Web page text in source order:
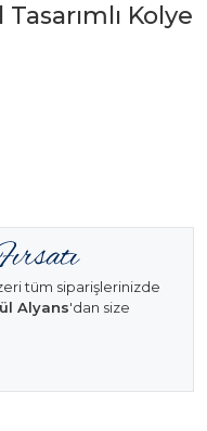
Kolye
tüm siparişlerinizde
Alyans'dan size